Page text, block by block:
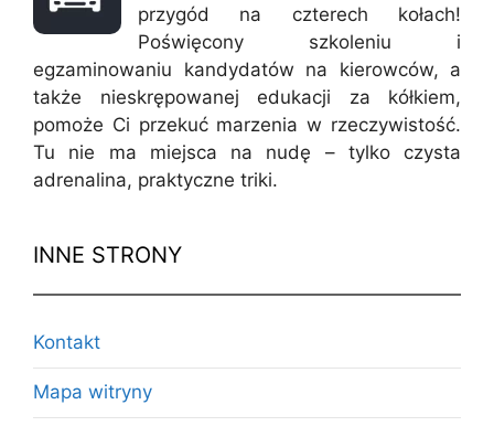
przygód na czterech kołach!
Poświęcony szkoleniu i
egzaminowaniu kandydatów na kierowców, a
także nieskrępowanej edukacji za kółkiem,
pomoże Ci przekuć marzenia w rzeczywistość.
Tu nie ma miejsca na nudę – tylko czysta
adrenalina, praktyczne triki.
INNE STRONY
Kontakt
Mapa witryny